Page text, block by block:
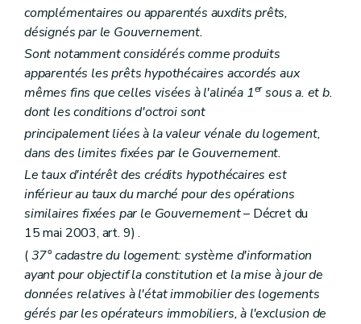
complémentaires ou apparentés auxdits prêts,
désignés par le Gouvernement.
Sont notamment considérés comme produits
apparentés les prêts hypothécaires accordés aux
mêmes fins que celles visées à l'alinéa 1ersous a. et b.
dont les conditions d'octroi sont
principalement liées à la valeur vénale du logement,
dans des limites fixées par le Gouvernement.
Le taux d'intérêt des crédits hypothécaires est
inférieur au taux du marché pour des opérations
similaires fixées par le Gouvernement– Décret du
15 mai 2003, art. 9) .
(37° cadastre du logement: système d'information
ayant pour objectif la constitution et la mise à jour de
données relatives à l'état immobilier des logements
gérés par les opérateurs immobiliers, à l'exclusion de